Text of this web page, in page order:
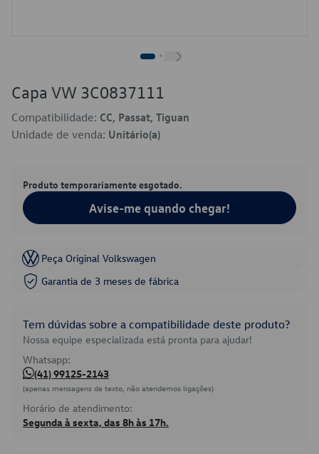
Capa VW 3C0837111
Compatibilidade: CC, Passat, Tiguan
Unidade de venda: Unitário(a)
Produto temporariamente esgotado.
Avise-me quando chegar!
Peça Original Volkswagen
Garantia de 3 meses de fábrica
Tem dúvidas sobre a compatibilidade deste produto?
Nossa equipe especializada está pronta para ajudar!
Whatsapp:
(41) 99125-2143
(apenas mensagens de texto, não atendemos ligações)
Horário de atendimento:
Segunda à sexta, das 8h às 17h.